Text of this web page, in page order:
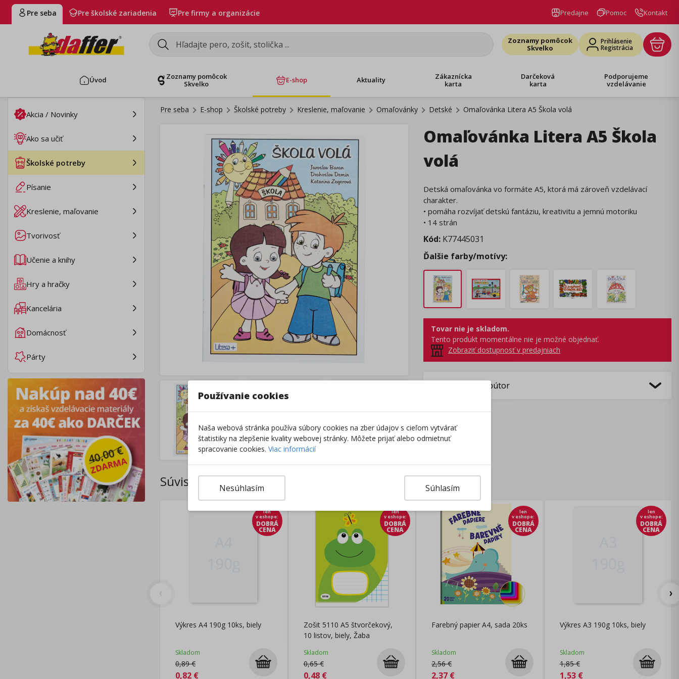
Pre seba Pre školské zariadenia Pre firmy a organizácie Predajne Pomoc Kontakt
Zoznamy pomôcok
Skvelko
Prihlásenie
Registrácia
Úvod
Zoznamy pomôcok
Skvelko
E-shop Aktuality
Zákaznícka
karta
Darčeková
karta
Podporujeme
vzdelávanie
Akcia / Novinky
Ako sa učiť
Školské potreby
Písanie
Kreslenie, maľovanie
Tvorivosť
Učenie a knihy
Hry a hračky
Kancelária
Domácnosť
Párty
Pre seba E-shop Školské potreby Kreslenie, maľovanie Omaľovánky Detské Omaľovánka Litera A5 Škola volá
Omaľovánka Litera A5 Škola
volá
Detská omaľovánka vo formáte A5, ktorá má zároveň vzdelávací
charakter.
• pomáha rozvíjať detskú fantáziu, kreativitu a jemnú motoriku
• 14 strán
Kód: K77445031
Ďalšie farby/motívy:
Tovar nie je skladom.
Tento produkt momentálne nie je možné objednať.
Zobraziť dostupnosť v predajniach
Výrobca/Distribútor
Súvisiace produkty
len
v eshope:
DOBRÁ
CENA
Výkres A4 190g 10ks, biely
Skladom
0,89€
0,82 €
len
v eshope:
DOBRÁ
CENA
Zošit 5110 A5 štvorčekový,
10 listov, biely, Žaba
Skladom
0,65€
0,48€
len
v eshope:
DOBRÁ
CENA
Farebný papier A4, sada 20ks
Skladom
2,56€
2,37 €
len
v eshope:
DOBRÁ
CENA
Výkres A3 190g 10ks, biely
Skladom
1,85€
1,53€
Používanie cookies
Naša webová stránka používa súbory cookies na zber údajov s cieľom vytvárať
štatistiky na zlepšenie kvality webovej stránky. Môžete prijať alebo odmietnuť
spracovanie cookies. Viac informácií
Súhlasím
Nesúhlasím